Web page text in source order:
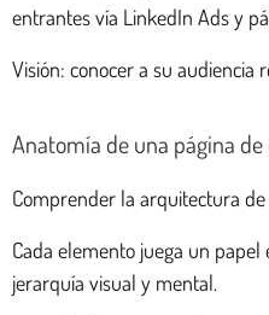
entrantes vía LinkedIn Ads y
Visión: conocer a su audiencia
Anatomía de una página
Comprender la arquitectura
Cada elemento juega un papel
jerarquía visual y mental.